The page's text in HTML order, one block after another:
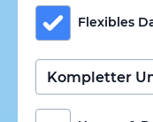
Flexibles